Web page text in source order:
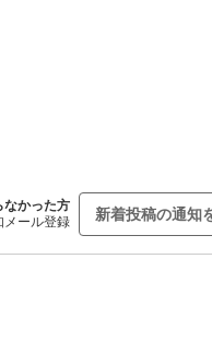
なかった方
メール登録
新着投稿の通知